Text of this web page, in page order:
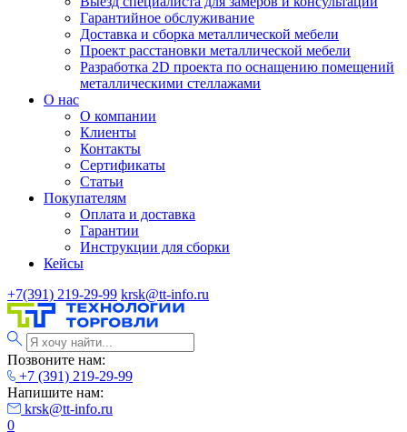
Гарантийное обслуживание
Доставка и сборка металлической мебели
Проект расстановки металлической мебели
Разработка 2D проекта по оснащению помещений
металлическими стеллажами
О нас
О компании
Клиенты
Контакты
Сертификаты
Статьи
Покупателям
Оплата и доставка
Гарантии
Инструкции для сборки
Кейсы
+7(391) 219-29-99 krsk@tt-info.ru
Позвоните нам:
+7 (391) 219-29-99
Напишите нам:
krsk@tt-info.ru
0